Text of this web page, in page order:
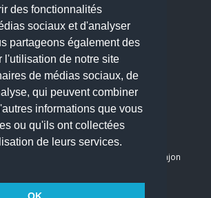
des fonctionnalités
sociaux et d'analyser
partageons également des
l'utilisation de notre site
de médias sociaux, de
qui peuvent combiner
informations que vous
ou qu'ils ont collectées
de leurs services.
Reserved.
Chirurgien maxillo-faciale à Arpajon